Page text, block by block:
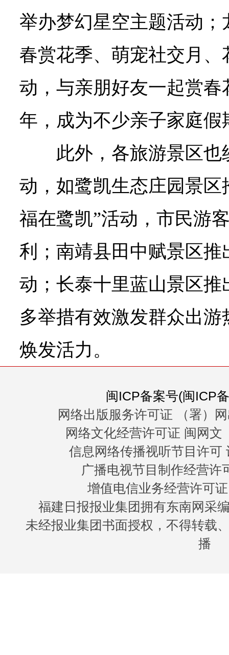
举办梦幻星空主题活动
春赏花季、萌宠社交月
动，与亲朋好友一起赏
年，成为不少亲子家庭假
此外，各旅游景区
动，如鹭凯生态庄园景区
福在鹭凯”活动，市民游
利；南靖县田中赋景区
动；长泰十里蓝山景区
多举措有效激发群众出
焕发活力。
闽ICP备案号(闽ICP
网络出版服务许可证 （署）
网络文化经营许可证 闽网文
信息网络传播视听节目许可
广播电视节目制作经营许
增值电信业务经营许可
福建日报报业集团拥有东南网采
未经报业集团书面授权，不得转载
播